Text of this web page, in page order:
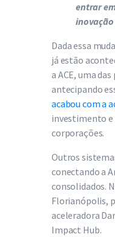
entrar
Dada essa
já estão
a ACE, uma
antecipando
acabou com a
investimento
corporações.
Outros
conectando a
consolidados.
Florianópolis,
aceleradora
Impact Hub.